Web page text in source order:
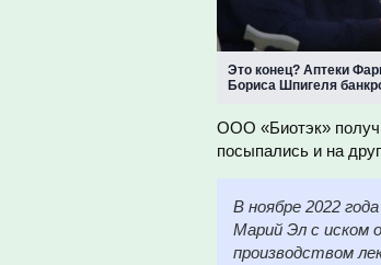
Это конец? Аптеки
Бориса Шпигеля
ООО «Биотэк»
посыпались и на
В ноябре 2022
Марий Эл с иском
производством